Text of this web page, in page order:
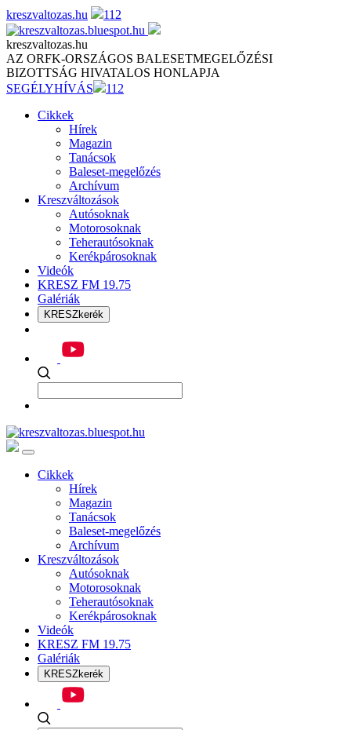
Skip
to
content
kreszvaltozas.hu 112
kreszvaltozas.hu
AZ ORFK-ORSZÁGOS BALESETMEGELŐZÉSI
BIZOTTSÁG HIVATALOS HONLAPJA
SEGÉLYHÍVÁS
112
Cikkek
Hírek
Magazin
Tanácsok
Baleset-megelőzés
Archívum
Kreszváltozások
Autósoknak
Motorosoknak
Teherautósoknak
Kerékpárosoknak
Videók
KRESZ FM 19.75
Galériák
KRESZkerék
Cikkek
Hírek
Magazin
Tanácsok
Baleset-megelőzés
Archívum
Kreszváltozások
Autósoknak
Motorosoknak
Teherautósoknak
Kerékpárosoknak
Videók
KRESZ FM 19.75
Galériák
KRESZkerék